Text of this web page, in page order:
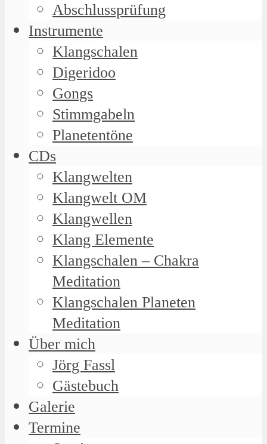
Abschlussprüfung
Instrumente
Klangschalen
Digeridoo
Gongs
Stimmgabeln
Planetentöne
CDs
Klangwelten
Klangwelt OM
Klangwellen
Klang Elemente
Klangschalen – Chakra
Meditation
Klangschalen Planeten
Meditation
Über mich
Jörg Fassl
Gästebuch
Galerie
Termine